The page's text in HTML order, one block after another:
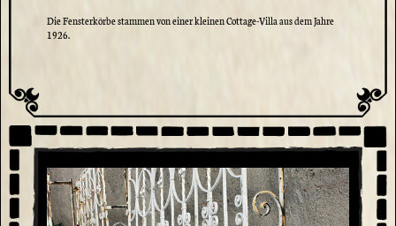
Die Fensterkörbe stammen von einer kleinen Cottage-Villa aus dem Jahre
1926.